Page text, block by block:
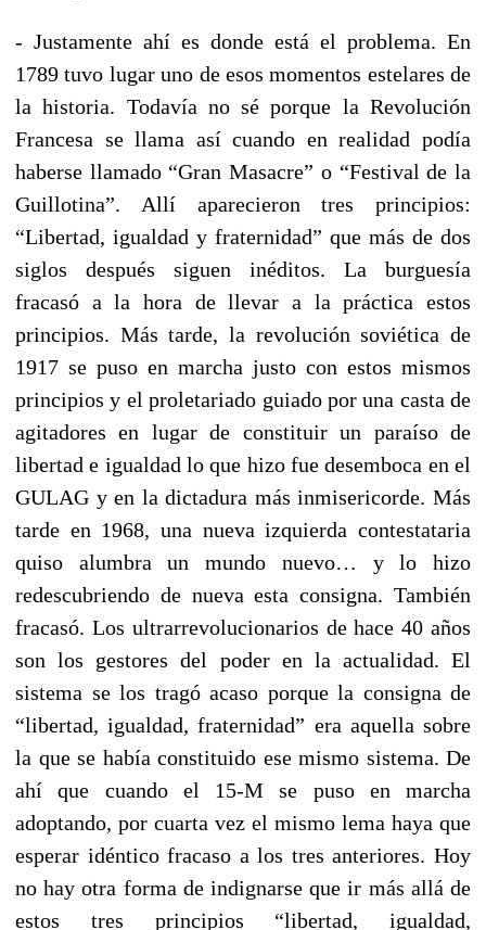
- Justamente ahí es donde está el problema. En
1789 tuvo lugar uno de esos momentos estelares de
la historia. Todavía no sé porque la Revolución
Francesa se llama así cuando en realidad podía
haberse llamado “Gran Masacre” o “Festival de la
Guillotina”. Allí aparecieron tres principios:
“Libertad, igualdad y fraternidad” que más de dos
siglos después siguen inéditos. La burguesía
fracasó a la hora de llevar a la práctica estos
principios. Más tarde, la revolución soviética de
1917 se puso en marcha justo con estos mismos
principios y el proletariado guiado por una casta de
agitadores en lugar de constituir un paraíso de
libertad e igualdad lo que hizo fue desemboca en el
GULAG y en la dictadura más inmisericorde. Más
tarde en 1968, una nueva izquierda contestataria
quiso alumbra un mundo nuevo… y lo hizo
redescubriendo de nueva esta consigna. También
fracasó. Los ultrarrevolucionarios de hace 40 años
son los gestores del poder en la actualidad. El
sistema se los tragó acaso porque la consigna de
“libertad, igualdad, fraternidad” era aquella sobre
la que se había constituido ese mismo sistema. De
ahí que cuando el 15-M se puso en marcha
adoptando, por cuarta vez el mismo lema haya que
esperar idéntico fracaso a los tres anteriores. Hoy
no hay otra forma de indignarse que ir más allá de
estos tres principios “libertad, igualdad,